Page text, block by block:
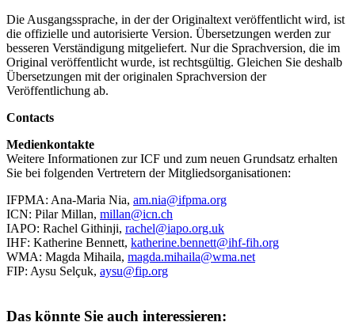
Die Ausgangssprache, in der der Originaltext veröffentlicht wird, ist
die offizielle und autorisierte Version. Übersetzungen werden zur
besseren Verständigung mitgeliefert. Nur die Sprachversion, die im
Original veröffentlicht wurde, ist rechtsgültig. Gleichen Sie deshalb
Übersetzungen mit der originalen Sprachversion der
Veröffentlichung ab.
Contacts
Medienkontakte
Weitere Informationen zur ICF und zum neuen Grundsatz erhalten
Sie bei folgenden Vertretern der Mitgliedsorganisationen:
IFPMA: Ana-Maria Nia, am.nia@ifpma.org
ICN: Pilar Millan, millan@icn.ch
IAPO: Rachel Githinji, rachel@iapo.org.uk
IHF: Katherine Bennett, katherine.bennett@ihf-fih.org
WMA: Magda Mihaila, magda.mihaila@wma.net
FIP: Aysu Selçuk, aysu@fip.org
Das könnte Sie auch interessieren: